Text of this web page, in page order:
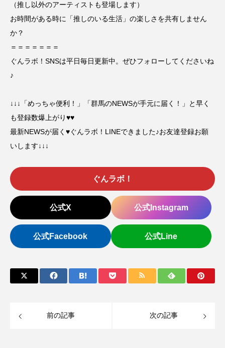
（推し以外のアーティストも登場します）
お時間がある時に「推しのいる生活」の楽しさを共有しません
か？
＝＝＝＝＝＝＝
ぐんラボ！SNSは平日毎日更新中。ぜひフォローしてくださいね
♪
↓↓↓「めっちゃ便利！」「群馬のNEWSが手元に届く！」と早く
も登録数爆上がり♥♥
最新NEWSが届く♥ぐんラボ！LINEできました♪お友達登録お願
いします↓↓↓
ぐんラボ！
公式X 公式Instagram
公式Facebook 公式Line
前の記事 次の記事